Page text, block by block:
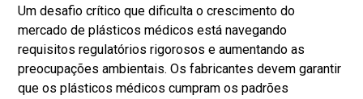
Um desafio crítico que dificulta o crescimento do
mercado de plásticos médicos está navegando
requisitos regulatórios rigorosos e aumentando as
preocupações ambientais. Os fabricantes devem garantir
que os plásticos médicos cumpram os padrões